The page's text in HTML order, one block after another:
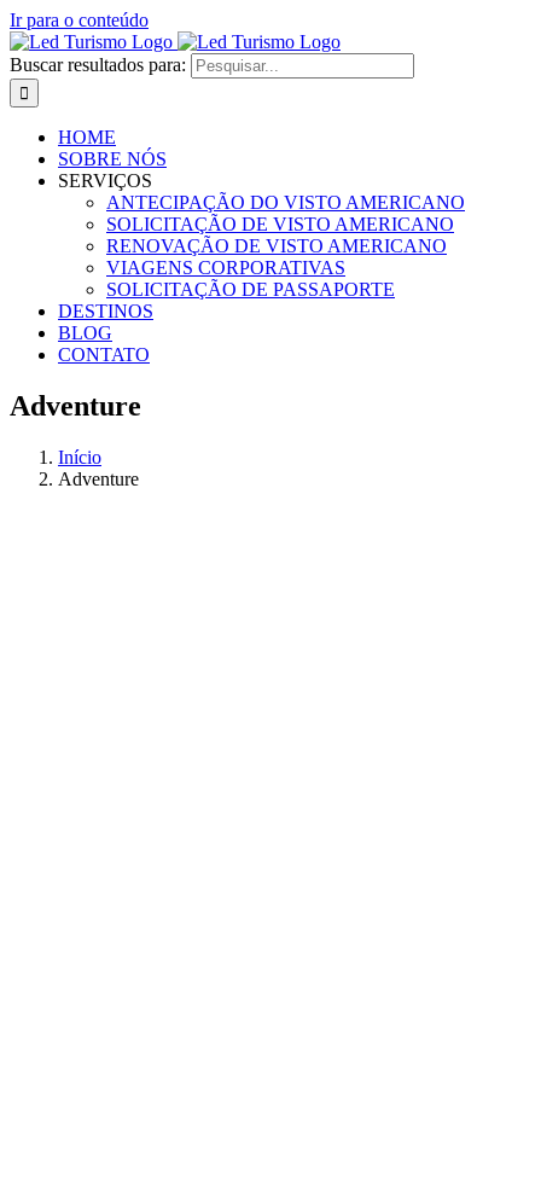
Ir para o conteúdo
Buscar resultados para:
HOME
SOBRE NÓS
SERVIÇOS
ANTECIPAÇÃO DO VISTO AMERICANO
SOLICITAÇÃO DE VISTO AMERICANO
RENOVAÇÃO DE VISTO AMERICANO
VIAGENS CORPORATIVAS
SOLICITAÇÃO DE PASSAPORTE
DESTINOS
BLOG
CONTATO
Adventure
Início
Adventure